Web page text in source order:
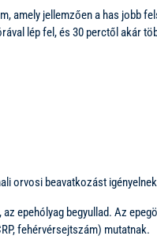
amely jellemzően a has jobb
lép fel, és 30 perctől akár
orvosi beavatkozást
epehólyag begyullad. Az
fehérvérsejtszám) mutatnak.